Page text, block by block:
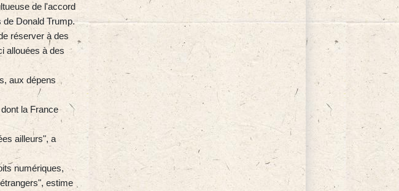
de l'accord
Donald Trump.
réserver à des
allouées à des
aux dépens
la France
ailleurs", a
numériques,
estime